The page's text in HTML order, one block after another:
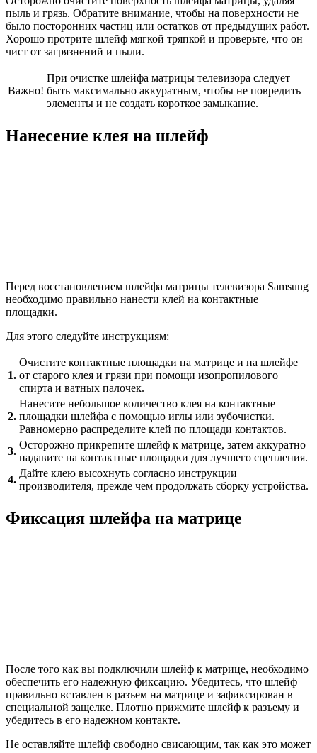
пыль и грязь. Обратите внимание, чтобы на поверхности не
было посторонних частиц или остатков от предыдущих работ.
Хорошо протрите шлейф мягкой тряпкой и проверьте, что он
чист от загрязнений и пыли.
Важно!
При очистке шлейфа матрицы телевизора следует
быть максимально аккуратным, чтобы не повредить
элементы и не создать короткое замыкание.
Нанесение клея на шлейф
Перед восстановлением шлейфа матрицы телевизора Samsung
необходимо правильно нанести клей на контактные
площадки.
Для этого следуйте инструкциям:
1.
Очистите контактные площадки на матрице и на шлейфе
от старого клея и грязи при помощи изопропилового
спирта и ватных палочек.
2.
Нанесите небольшое количество клея на контактные
площадки шлейфа с помощью иглы или зубочистки.
Равномерно распределите клей по площади контактов.
3.
Осторожно прикрепите шлейф к матрице, затем аккуратно
надавите на контактные площадки для лучшего сцепления.
4.
Дайте клею высохнуть согласно инструкции
производителя, прежде чем продолжать сборку устройства.
Фиксация шлейфа на матрице
После того как вы подключили шлейф к матрице, необходимо
обеспечить его надежную фиксацию. Убедитесь, что шлейф
правильно вставлен в разъем на матрице и зафиксирован в
специальной защелке. Плотно прижмите шлейф к разъему и
убедитесь в его надежном контакте.
Не оставляйте шлейф свободно свисающим, так как это может